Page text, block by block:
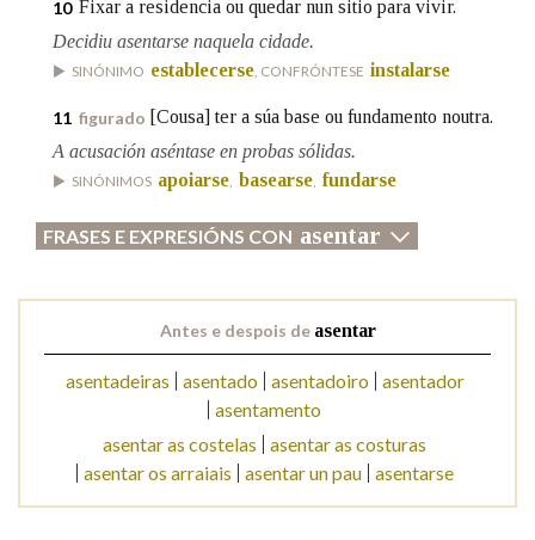
10 Fixar a residencia ou quedar nun sitio para vivir.
Decidiu asentarse naquela cidade.
SINÓNIMO establecerse, CONFRÓNTESE instalarse
11 figurado [Cousa] ter a súa base ou fundamento noutra.
A acusación aséntase en probas sólidas.
SINÓNIMOS apoiarse, basearse, fundarse
FRASES E EXPRESIÓNS CON asentar
Antes e despois de asentar
asentadeiras asentado asentadoiro
asentador
asentamento
asentar as costelas
asentar as costuras
asentar os arraiais
asentar un pau asentarse